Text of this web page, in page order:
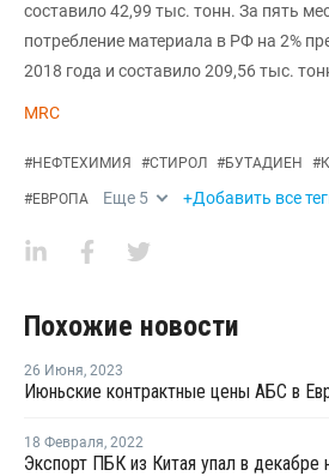
составило 42,99 тыс. тонн. За пять
потребление материала в РФ на 2%
2018 года и составило 209,56 тыс.
MRC
#НЕФТЕХИМИЯ #СТИРОЛ #БУТАДИЕН #
#ЕВРОПА Еще 5 +Добавить все
Похожие новости
26 Июня, 2023
18 Февраля, 2022
Экспорт ПБК из Китая упал в декабре